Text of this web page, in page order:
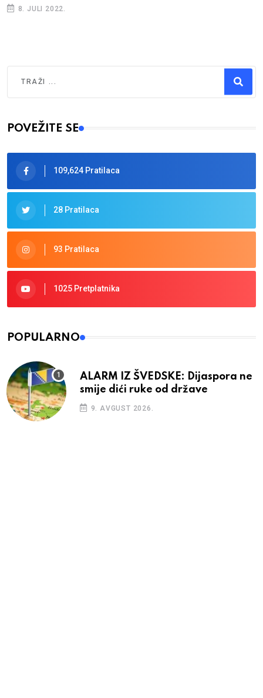
8. JULI 2022.
Type 2 or more characters for results.
POVEŽITE SE
109,624 Pratilaca
28 Pratilaca
93 Pratilaca
1025 Pretplatnika
POPULARNO
ALARM IZ ŠVEDSKE: Dijaspora ne
smije dići ruke od države
9. AVGUST 2026.